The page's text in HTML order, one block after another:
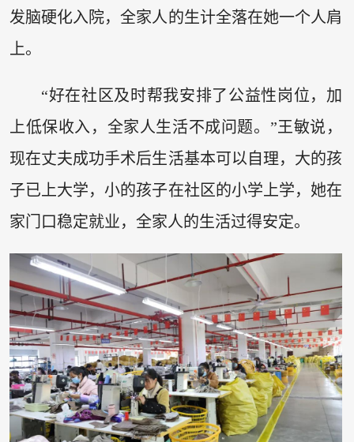
发脑硬化入院，全家人的生计全落在她一个人肩
上。
“好在社区及时帮我安排了公益性岗位，加
上低保收入，全家人生活不成问题。”王敏说，
现在丈夫成功手术后生活基本可以自理，大的孩
子已上大学，小的孩子在社区的小学上学，她在
家门口稳定就业，全家人的生活过得安定。